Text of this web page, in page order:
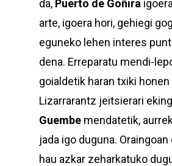
da, Puerto de Goñira
arte, igoera hori, gehiegi
eguneko lehen interes
dena. Erreparatu mendi-
goialdetik haran txiki
Lizarrarantz jeitsierari
Guembe mendatetik,
jada igo duguna.
hau azkar zeharkatuko